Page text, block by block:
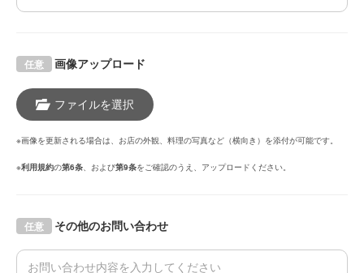
画像アップロード
任意
ファイルを選択
※画像を更新される場合は、お店の外観、料理の写真など（横向き）を添付が可能です。
※利用規約の第6条 、および第9条をご確認のうえ、アップロードください。
その他のお問い合わせ
任意